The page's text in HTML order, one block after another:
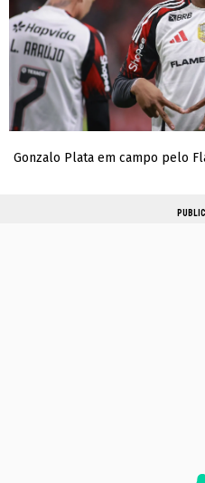
Gonzalo Plata em campo pelo